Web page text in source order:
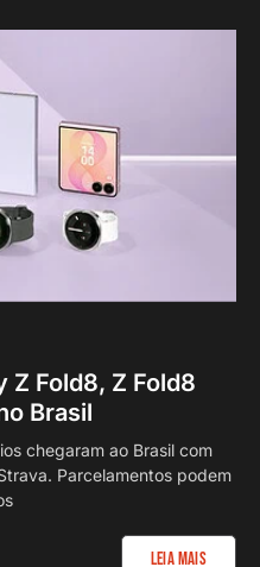
Z Fold8, Z Fold8
Brasil
chegaram ao Brasil com
Parcelamentos podem
Leia Mais